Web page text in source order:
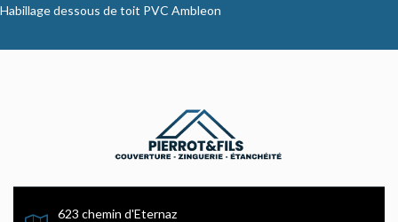
Habillage dessous de toit PVC Ambleon
623 chemin d'Eternaz